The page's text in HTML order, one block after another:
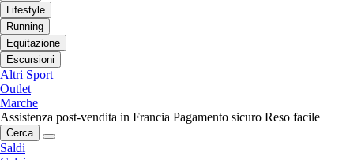
Lifestyle
Running
Equitazione
Escursioni
Altri Sport
Outlet
Marche
Assistenza post-vendita in Francia Pagamento sicuro Reso facile
Cerca
Saldi